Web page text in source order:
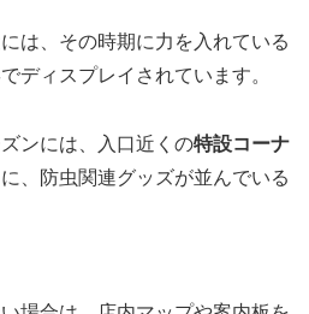
は、その時期に力を入れている
ディスプレイされています。
ンには、入口近くの特設コーナ
に、防虫関連グッズが並んでいる